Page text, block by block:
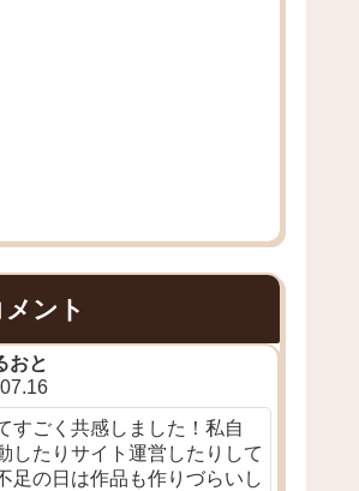
ント
おと
すごく共感しました！私自
したりサイト運営したりして
足の日は作品も作りづらいし